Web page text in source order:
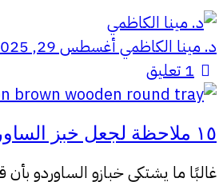
د. مينا الكاظميأغسطس 29, 2025
1تعليق
١٥ ملاحظة لجعل خبز الساوردو أقل كثافة واكثر طراوة
غالبًا ما يشتكي خبازو الساوردو